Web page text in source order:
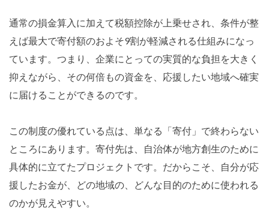
通常の損金算入に加えて税額控除が上乗せされ、条件が整
えば最大で寄付額のおよそ9割が軽減される仕組みになっ
ています。つまり、企業にとっての実質的な負担を大きく
抑えながら、その何倍もの資金を、応援したい地域へ確実
に届けることができるのです。
この制度の優れている点は、単なる「寄付」で終わらない
ところにあります。寄付先は、自治体が地方創生のために
具体的に立てたプロジェクトです。だからこそ、自分が応
援したお金が、どの地域の、どんな目的のために使われる
のかが見えやすい。